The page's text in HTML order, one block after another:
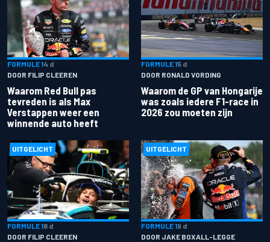
FORMULE 14 d
DOOR FILIP CLEEREN
Waarom Red Bull pas
tevreden is als Max
Verstappen weer een
winnende auto heeft
FORMULE 15 d
DOOR RONALD VORDING
Waarom de GP van Hongarije
was zoals iedere F1-race in
2026 zou moeten zijn
UITGELICHT
FORMULE 18 d
DOOR FILIP CLEEREN
UITGELICHT
FORMULE 19 d
DOOR JAKE BOXALL-LEGGE